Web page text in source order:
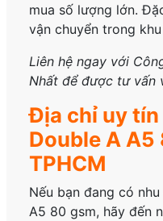
mua số lượng lớn.
vận chuyển trong
Liên hệ ngay với
Nhất để được tư vấn
Địa chỉ uy
Double A A5
TPHCM
Nếu bạn đang có
A5 80 gsm, hãy đến